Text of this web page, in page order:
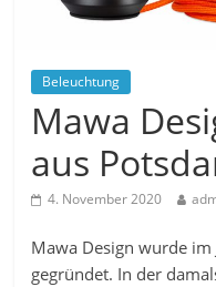
Beleuchtung
Mawa
aus
4. November 2020
Mawa Design wurde
gegründet. In der